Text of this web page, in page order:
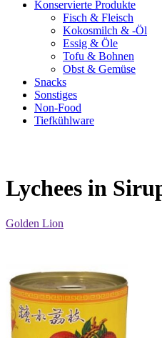
Konservierte Produkte
Fisch & Fleisch
Kokosmilch & -Öl
Essig & Öle
Tofu & Bohnen
Obst & Gemüse
Snacks
Sonstiges
Non-Food
Tiefkühlware
Lychees in
Golden Lion